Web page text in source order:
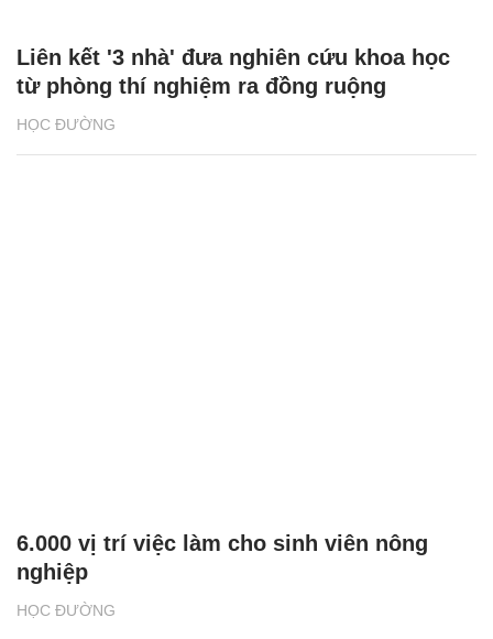
HỌC ĐƯỜNG
Liên kết '3 nhà' đưa nghiên cứu khoa học
từ phòng thí nghiệm ra đồng ruộng
HỌC ĐƯỜNG
6.000 vị trí việc làm cho sinh viên nông
nghiệp